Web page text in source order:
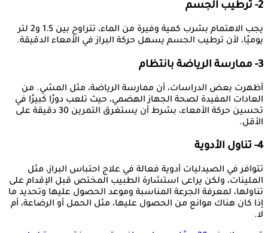
2- ترطيب الجسم
يجب الاهتمام بشرب كمية وفيرة من الماء، تتراوح بين 1.5 و2 لتر
يوميًا، لأن ترطيب الجسم يسهل حركة البراز في الأمعاء الدقيقة.
3- ممارسة الرياضة بانتظام
أظهرت بعض الدراسات، أن ممارسة الرياضة، مثل المشي. من
العادات المفيدة لصحة الجهاز الهضمي، حيث تلعب دورًا كبيرًا في
تحسين حركة الأمعاء، بشرط أن يستغرق التمرين 30 دقيقة على
الأقل.
4- تناول الأدوية
تتوافر في الصيدليات أدوية فعالة في علاج احتباس البراز، مثل
الملينات، ولكن يراعى استشارة الطبيب المختص قبل الإقدام على
تناولها، لمعرفة الجرعة المناسبة وموعد الحصول عليها وتحديد ما
إذا كان هناك موانع من الحصول عليها، مثل الحمل أو الرضاعة، أم
لا.